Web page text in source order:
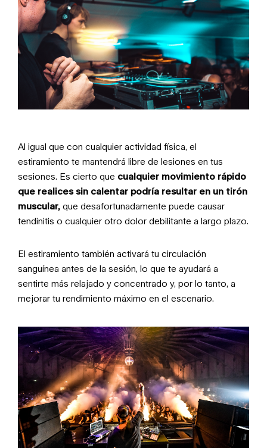
Al igual que con cualquier actividad física, el
estiramiento te mantendrá libre de lesiones en tus
sesiones. Es cierto que cualquier movimiento rápido
que realices sin calentar podría resultar en un tirón
muscular, que desafortunadamente puede causar
tendinitis o cualquier otro dolor debilitante a largo plazo.
El estiramiento también activará tu circulación
sanguínea antes de la sesión, lo que te ayudará a
sentirte más relajado y concentrado y, por lo tanto, a
mejorar tu rendimiento máximo en el escenario.